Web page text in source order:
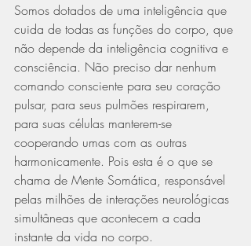
Somos dotados de uma inteligência que
cuida de todas as funções do corpo, que
não depende da inteligência cognitiva e
consciência. Não preciso dar nenhum
comando consciente para seu coração
pulsar, para seus pulmões respirarem,
para suas células manterem-se
cooperando umas com as outras
harmonicamente. Pois esta é o que se
chama de Mente Somática, responsável
pelas milhões de interações neurológicas
simultâneas que acontecem a cada
instante da vida no corpo.